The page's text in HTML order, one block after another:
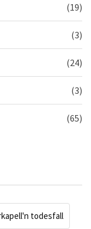
(19)
(3)
(24)
(3)
(65)
todesfall